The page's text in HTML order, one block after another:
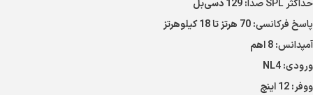
حداکثر SPL صدا
: 129 دسی‌بل
پاسخ فرکانسی: 70 هرتز تا 18 کیلوهرتز
آمپدانس: 8 اهم
ورودی: NL4
ووفر: 12 اینچ